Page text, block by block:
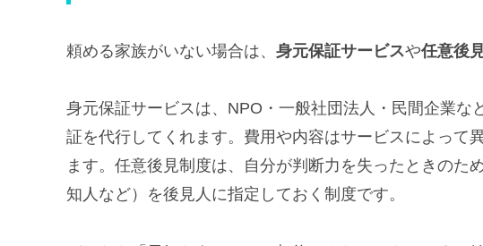
頼める家族がいない場合は、 身元保証サービスや任意後
身元保証サービスは、NPO・一般社団法人・民間企業な
証を代行してくれます。費用や内容はサービスによって
ます。任意後見制度は、自分が判断力を失ったときのた
知人など）を後見人に指定しておく制度です。